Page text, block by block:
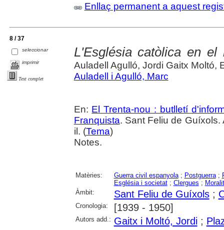
Enllaç permanent a aquest
8 / 37
seleccionar
imprimir
Text complet
L'Església catòlica en
Auladell Agulló, Jordi Gaitx Moltó,
Auladell i Agulló, Marc
En: El Trenta-nou : butlletí
Franquista. Sant Feliu de Guíxols.
il. (Tema)
Notes.
Matèries: Guerra civil espanyola; Postguerra;
Església i societat; Clergues ;
Àmbit:
Sant Feliu de Guíxols;
Cronologia: [1939 - 1950]
Autors add.: Gaitx i Moltó, Jordi;